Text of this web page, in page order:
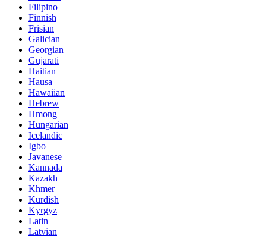
Filipino
Finnish
Frisian
Galician
Georgian
Gujarati
Haitian
Hausa
Hawaiian
Hebrew
Hmong
Hungarian
Icelandic
Igbo
Javanese
Kannada
Kazakh
Khmer
Kurdish
Kyrgyz
Latin
Latvian